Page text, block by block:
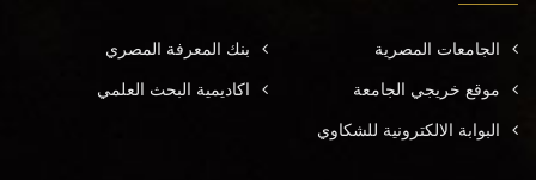
الجامعات المصرية بنك المعرفة المصري
موقع خريجي الجامعة اكاديمية البحث العلمي
البوابة الالكترونية للشكاوي